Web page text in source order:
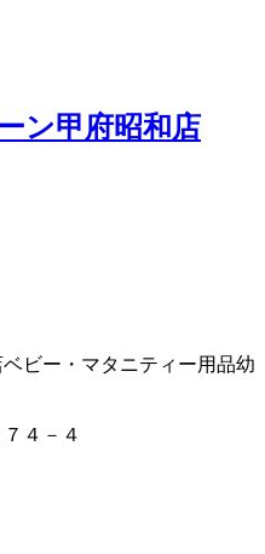
ン甲府昭和店
ベビー・マタニティー用品幼
４－４